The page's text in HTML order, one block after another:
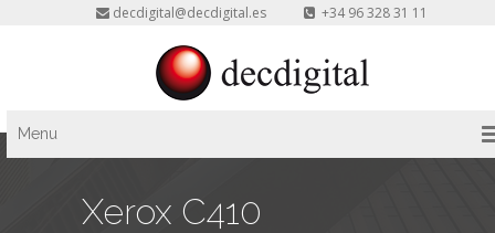
decdigital@decdigital.es +34 96 328 31 11
Menu
Xerox C410